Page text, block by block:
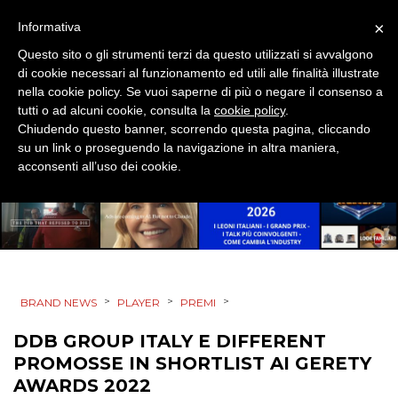
CINEMA
DIGITALE
EDITORIA
RADIO / AUDIO
DATI
BRAND NEWS > PLAYER > PREMI >
DDB GROUP ITALY E DIFFERENT
PROMOSSE IN SHORTLIST AI GERETY
AWARDS 2022
×
Informativa
Questo sito o gli strumenti terzi da questo utilizzati si avvalgono
di cookie necessari al funzionamento ed utili alle finalità illustrate
nella cookie policy. Se vuoi saperne di più o negare il consenso a
tutti o ad alcuni cookie, consulta la cookie policy.
Chiudendo questo banner, scorrendo questa pagina, cliccando
su un link o proseguendo la navigazione in altra maniera,
acconsenti all’uso dei cookie.